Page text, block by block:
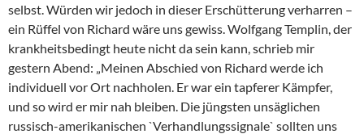
selbst. Würden wir jedoch in dieser Erschütterung verharren –
ein Rüffel von Richard wäre uns gewiss. Wolfgang Templin, der
krankheitsbedingt heute nicht da sein kann, schrieb mir
gestern Abend: „Meinen Abschied von Richard werde ich
individuell vor Ort nachholen. Er war ein tapferer Kämpfer,
und so wird er mir nah bleiben. Die jüngsten unsäglichen
russisch-amerikanischen `Verhandlungssignale` sollten uns